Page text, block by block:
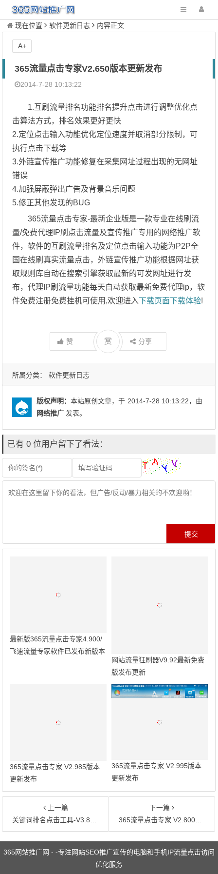
现在位置 软件更新日志 内容正文
365流量点击专家V2.650版本更新发布
2014-7-28 10:13:22
1.互刷流量排名功能排名提升点击进行调整优化点
击算法方式，排名效果更好更快
2.定位点击输入功能优化定位速度并取消部分限制，可
执行点击下载等
3.外链宣传推广功能修复在采集网址过程出现的无网址
错误
4.加强屏蔽弹出广告及背景音乐问题
5.修正其他发现的BUG
365流量点击专家-最新企业版是一款专业在线刷流
量/免费代理IP刷点击流量及宣传推广专用的网络推广软
件，软件的互刷流量排名及定位点击输入功能为P2P全
国在线刷真实流量点击，外链宣传推广功能根据网址获
取规则库自动在搜索引擎获取最新的可发网址进行发
布，代理IP刷流量功能每天自动获取最新免费代理ip，软
件免费注册免费挂机可使用,欢迎进入下载页面下载体验!
赞 赏 分享
A+
所属分类： 软件更新日志
版权声明：本站原创文章，于 2014-7-28 10:13:22，由
网络推广 发表。
已有 0 位用户留下了看法：
最新版365流量点击专家4.900/
飞速流量专家软件已发布新版本
网站流量狂刷器V9.92最新免费
版发布更新
365流量点击专家 V2.985版本
更新发布
365流量点击专家 V2.995版本
更新发布
上一篇
关键词排名点击工具-V3.80版本更新发布
下一篇
365流量点击专家 V2.800版本更新发布
文章导航
365网站推广网 - -专注网站SEO推广宣传的电脑和手机IP流量点击访问
优化服务